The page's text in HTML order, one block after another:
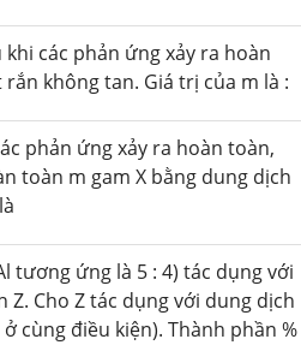
các phản ứng xảy ra hoàn
rắn không tan. Giá trị của m là :
phản ứng xảy ra hoàn toàn,
toàn m gam X bằng dung dịch
tương ứng là 5 : 4) tác dụng với
Cho Z tác dụng với dung dịch
cùng điều kiện). Thành phần %